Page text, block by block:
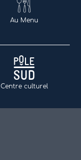
Au Menu
Centre culturel